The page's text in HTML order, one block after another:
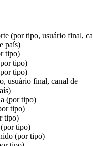
(por tipo, usuário final,
país)
tipo)
tipo)
tipo)
usuário final, canal de
(por tipo)
tipo)
tipo)
tipo)
(por tipo)